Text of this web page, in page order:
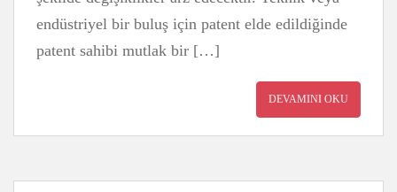
endüstriyel bir buluş için patent elde edildiğinde
patent sahibi mutlak bir […]
DEVAMINI OKU